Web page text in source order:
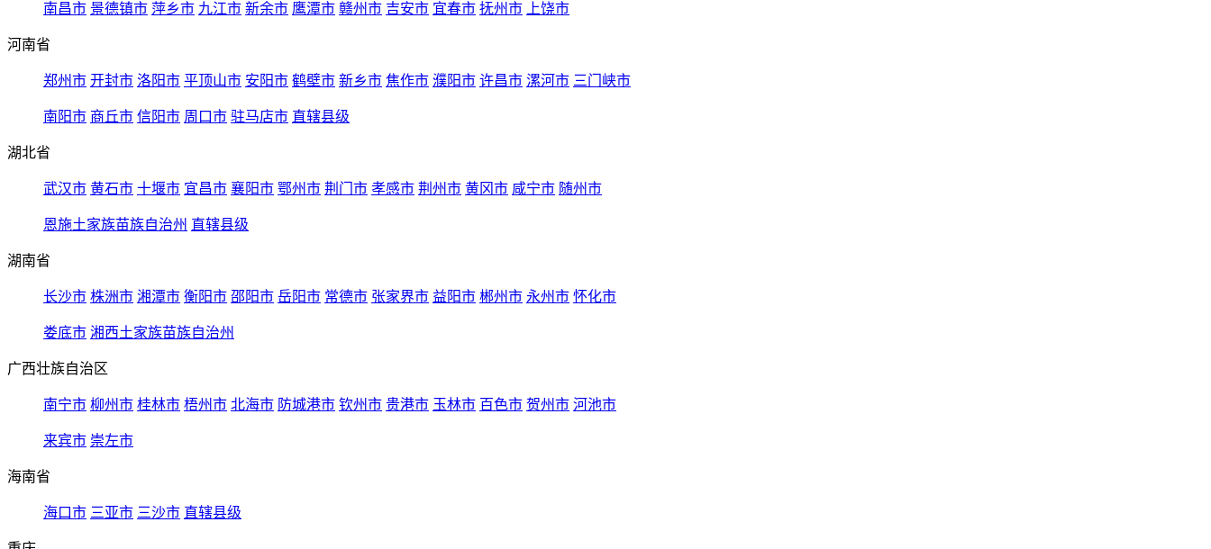
南昌市 景德镇市 萍乡市 九江市 新余市 鹰潭市 赣州市 吉安市 宜春市 抚州市 上饶市
河南省
郑州市 开封市 洛阳市 平顶山市 安阳市 鹤壁市 新乡市 焦作市 濮阳市 许昌市 漯河市 三门峡市
南阳市 商丘市 信阳市 周口市 驻马店市 直辖县级
湖北省
武汉市 黄石市 十堰市 宜昌市 襄阳市 鄂州市 荆门市 孝感市 荆州市 黄冈市 咸宁市 随州市
恩施土家族苗族自治州 直辖县级
湖南省
长沙市 株洲市 湘潭市 衡阳市 邵阳市 岳阳市 常德市 张家界市 益阳市 郴州市 永州市 怀化市
娄底市 湘西土家族苗族自治州
广西壮族自治区
南宁市 柳州市 桂林市 梧州市 北海市 防城港市 钦州市 贵港市 玉林市 百色市 贺州市 河池市
来宾市 崇左市
海南省
海口市 三亚市 三沙市 直辖县级